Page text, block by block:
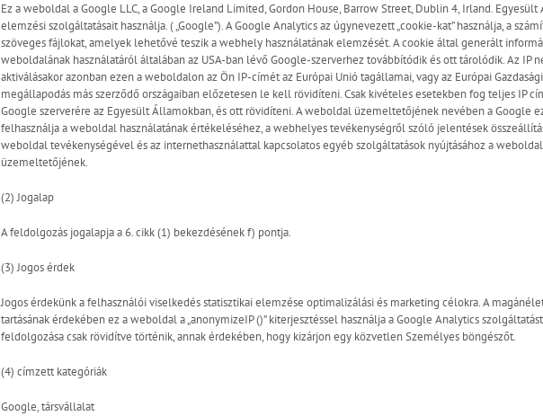
Ez a weboldal a Google LLC, a Google Ireland Limited, Gordon House, Barrow Street, Dublin 4, Irland.
elemzési szolgáltatásait használja. ( „Google”). A Google Analytics az úgynevezett „cookie-kat” használja, a
szöveges fájlokat, amelyek lehetővé teszik a webhely használatának elemzését. A cookie által generált
weboldalának használatáról általában az USA-ban lévő Google-szerverhez továbbítódik és ott tárolódik. Az IP
aktiválásakor azonban ezen a weboldalon az Ön IP-címét az Európai Unió tagállamai, vagy az Európai
megállapodás más szerződő országaiban előzetesen le kell rövidíteni. Csak kivételes esetekben fog teljes IP
Google szerverére az Egyesült Államokban, és ott rövidíteni. A weboldal üzemeltetőjének nevében a Google
felhasználja a weboldal használatának értékeléséhez, a webhelyes tevékenységről szóló jelentések
weboldal tevékenységével és az internethasználattal kapcsolatos egyéb szolgáltatások nyújtásához a weboldal
üzemeltetőjének.
(2) Jogalap
A feldolgozás jogalapja a 6. cikk (1) bekezdésének f) pontja.
(3) Jogos érdek
Jogos érdekünk a felhasználói viselkedés statisztikai elemzése optimalizálási és marketing célokra. A
tartásának érdekében ez a weboldal a „anonymizeIP ()” kiterjesztéssel használja a Google Analytics
feldolgozása csak rövidítve történik, annak érdekében, hogy kizárjon egy közvetlen Személyes böngészőt.
(4) címzett kategóriák
Google, társvállalat